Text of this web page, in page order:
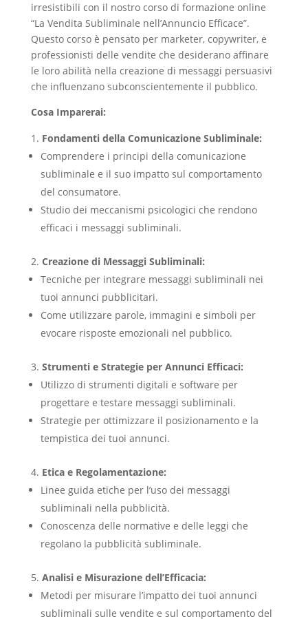
irresistibili con il nostro corso di formazione online
“La Vendita Subliminale nell’Annuncio Efficace”.
Questo corso è pensato per marketer, copywriter, e
professionisti delle vendite che desiderano affinare
le loro abilità nella creazione di messaggi persuasivi
che influenzano subconscientemente il pubblico.
Cosa Imparerai:
Fondamenti della Comunicazione Subliminale:
Comprendere i principi della comunicazione
subliminale e il suo impatto sul comportamento
del consumatore.
Studio dei meccanismi psicologici che rendono
efficaci i messaggi subliminali.
Creazione di Messaggi Subliminali:
Tecniche per integrare messaggi subliminali nei
tuoi annunci pubblicitari.
Come utilizzare parole, immagini e simboli per
evocare risposte emozionali nel pubblico.
Strumenti e Strategie per Annunci Efficaci:
Utilizzo di strumenti digitali e software per
progettare e testare messaggi subliminali.
Strategie per ottimizzare il posizionamento e la
tempistica dei tuoi annunci.
Etica e Regolamentazione:
Linee guida etiche per l’uso dei messaggi
subliminali nella pubblicità.
Conoscenza delle normative e delle leggi che
regolano la pubblicità subliminale.
Analisi e Misurazione dell’Efficacia:
Metodi per misurare l’impatto dei tuoi annunci
subliminali sulle vendite e sul comportamento del